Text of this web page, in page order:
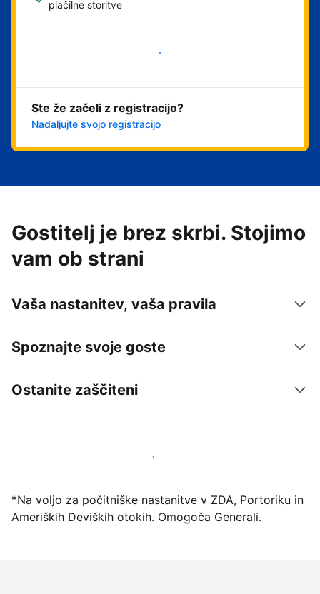
plačilne storitve
Ste že začeli z registracijo?
Nadaljujte svojo registracijo
Gostitelj je brez skrbi. Stojimo
vam ob strani
Vaša nastanitev, vaša pravila
Spoznajte svoje goste
Ostanite zaščiteni
Danes ponudite nastanitev prek naše platforme
*Na voljo za počitniške nastanitve v ZDA, Portoriku in
Ameriških Deviških otokih. Omogoča Generali.